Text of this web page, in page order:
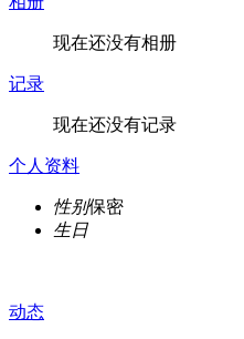
现在还没有相册
记录
现在还没有记录
个人资料
性别保密
生日
动态